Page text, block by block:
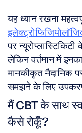
पर
लेकिन वर्तमान में
मानकीकृत नैदानिक
समझने के लिए
मैं CBT के साथ
कैसे रोकूँ?